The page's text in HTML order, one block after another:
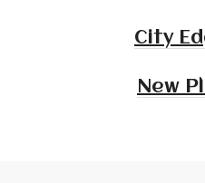
City
New